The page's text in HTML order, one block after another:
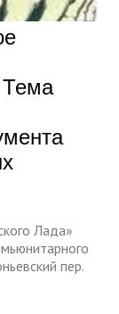
Тема
Лада»
пер.